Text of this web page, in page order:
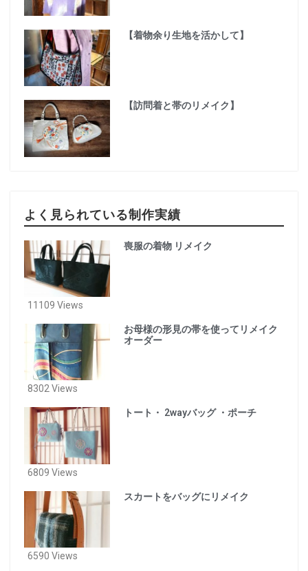
【着物余り生地を活かして】
【訪問着と帯のリメイク】
よく見られている制作実績
喪服の着物 リメイク
11109 Views
お母様の形見の帯を使ってリメイク
オーダー
8302 Views
トート・ 2wayバッグ ・ポーチ
6809 Views
スカートをバッグにリメイク
6590 Views